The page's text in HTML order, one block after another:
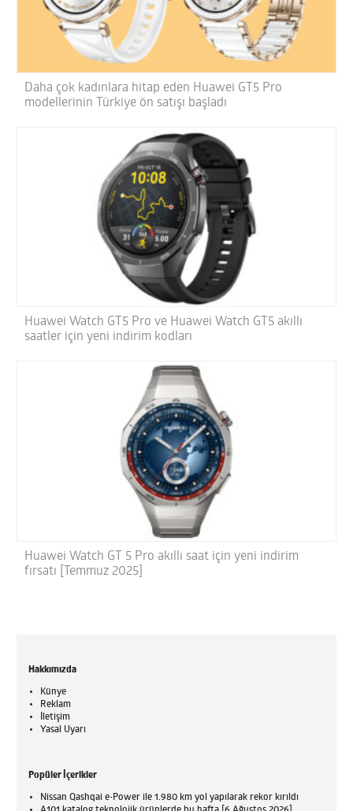
Daha çok kadınlara hitap eden Huawei GT5 Pro
modellerinin Türkiye ön satışı başladı
Huawei Watch GT5 Pro ve Huawei Watch GT5 akıllı
saatler için yeni indirim kodları
Huawei Watch GT 5 Pro akıllı saat için yeni indirim
fırsatı [Temmuz 2025]
Hakkımızda
Künye
Reklam
İletişim
Yasal Uyarı
Popüler İçerikler
Nissan Qashqai e-Power ile 1.980 km yol yapılarak rekor kırıldı